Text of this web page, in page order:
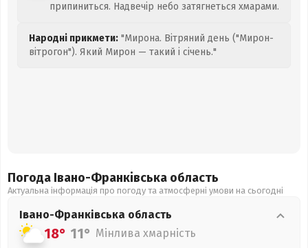
припиниться. Надвечір небо затягнеться хмарами.
Народні прикмети: "Мирона. Вітряний день ("Мирон-
вітрогон"). Який Мирон — такий і січень."
Погода Івано-Франківська область
Актуальна інформація про погоду та атмосферні умови на сьогодні
Івано-Франківська область
18° 11° Мінлива хмарність